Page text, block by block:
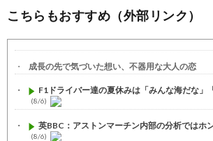
こちらもおすすめ（外部リンク）
成長の先で気づいた想い、不器用な大人の恋
F1ドライバー達の夏休みは「みんな海だな」
(8/6)
英BBC：アストンマーチン内部の分析ではホ
(8/6)